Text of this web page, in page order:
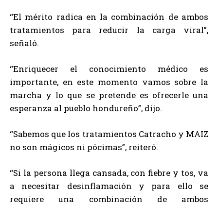
“El mérito radica en la combinación de ambos
tratamientos para reducir la carga viral”,
señaló.
“Enriquecer el conocimiento médico es
importante, en este momento vamos sobre la
marcha y lo que se pretende es ofrecerle una
esperanza al pueblo hondureño”, dijo.
“Sabemos que los tratamientos Catracho y MAIZ
no son mágicos ni pócimas”, reiteró.
“Si la persona llega cansada, con fiebre y tos, va
a necesitar desinflamación y para ello se
requiere una combinación de ambos